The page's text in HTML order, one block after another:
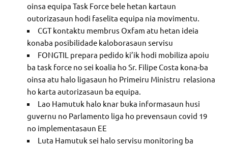
oinsa equipa Task Force bele hetan kartaun
outorizasaun hodi faselita equipa nia movimentu.
CGT kontaktu membrus Oxfam atu hetan ideia
konaba posibilidade kaloborasaun servisu
FONGTIL prepara pedido ki’ik hodi mobiliza apoiu
ba task force no sei koalia ho Sr. Filipe Costa kona-ba
oinsa atu halo ligasaun ho Primeiru Ministru relasiona
ho karta autorizasaun ba equipa.
Lao Hamutuk halo knar buka informasaun husi
guvernu no Parlamento liga ho prevensaun covid 19
no implementasaun EE
Luta Hamutuk sei halo servisu monitoring ba